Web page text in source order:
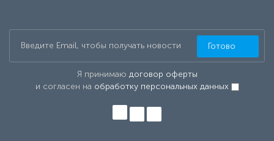
Я принимаю договор оферты
и согласен на обработку персональных данных
Готово